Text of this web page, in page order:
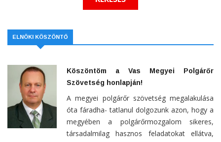
ELNÖKI KÖSZÖNTŐ
Köszöntöm a Vas Megyei Polgárőr
Szövetség honlapján!
A megyei polgárőr szövetség megalakulása
óta fáradha- tatlanul dolgozunk azon, hogy a
megyében a polgárőrmozgalom sikeres,
társadalmilag hasznos feladatokat ellátva,